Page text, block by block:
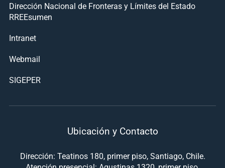
Dirección Nacional de Fronteras y Límites del Estado
RREEsumen
Intranet
Webmail
SIGEPER
Ubicación y Contacto
Dirección: Teatinos 180, primer piso, Santiago, Chile.